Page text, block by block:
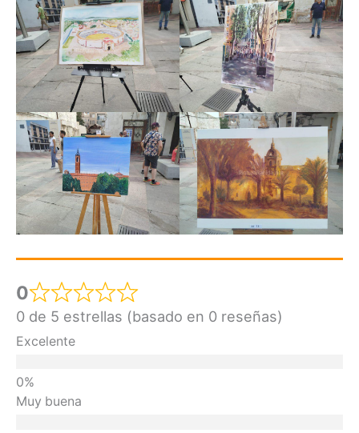
0
0 de 5 estrellas (basado en 0 reseñas)
Excelente
Muy buena